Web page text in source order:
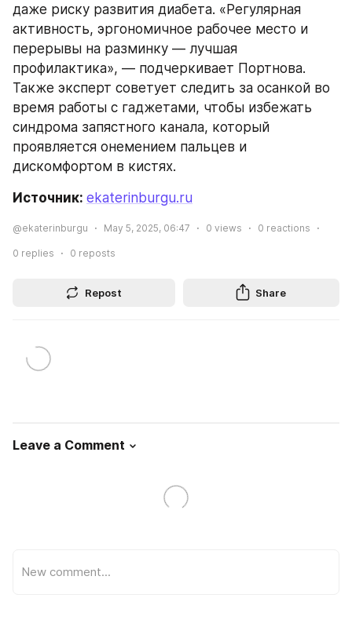
даже риску развития диабета. «Регулярная
активность, эргономичное рабочее место и
перерывы на разминку — лучшая
профилактика», — подчеркивает Портнова.
Также эксперт советует следить за осанкой во
время работы с гаджетами, чтобы избежать
синдрома запястного канала, который
проявляется онемением пальцев и
дискомфортом в кистях.
Источник: ekaterinburgu.ru
@ekaterinburgu May 5, 2025, 06:47 0 views 0 reactions
0 replies 0 reposts
Repost Share
Leave a Comment